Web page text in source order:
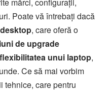
Poate vă întrebați dacă
, care oferă o
de upgrade
flexibilitatea unui laptop,
Ce să mai vorbim
tehnice, care pentru